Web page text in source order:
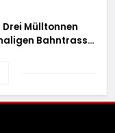
Drei Mülltonnen
Bahntrasse